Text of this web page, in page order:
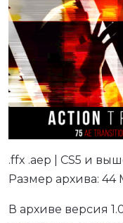
.ffx .aep | CS5 и
Размер архива: 44
В архиве версия